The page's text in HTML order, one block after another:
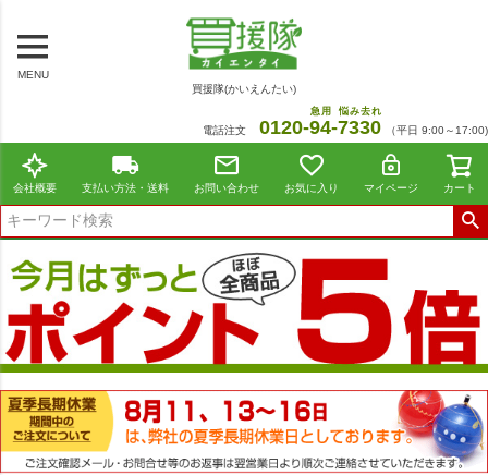
MENU
買援隊(かいえんたい)
電話注文 0120-94
急用
-7330
悩み去れ
（平日 9:00～17:00)
会社概要 支払い方法・送料 お問い合わせ お気に入り マイページ カート